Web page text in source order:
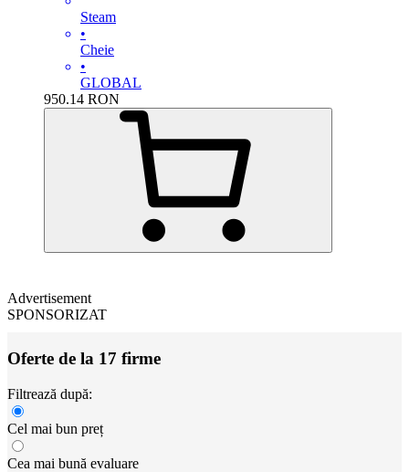
Steam
•
Cheie
•
GLOBAL
950.14 RON
Advertisement
SPONSORIZAT
Oferte de la 17 firme
Filtrează după:
Cel mai bun preț
Cea mai bună evaluare